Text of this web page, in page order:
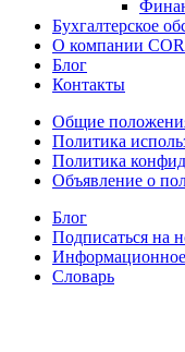
Бухгалтерское
О компании
Блог
Контакты
Общие
Политика
Политика
Объявление о
Блог
Подписаться на
Словарь